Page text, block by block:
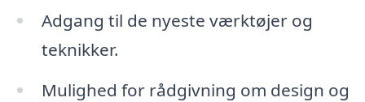
Adgang til de nyeste værktøjer og
teknikker.
Mulighed for rådgivning om design og